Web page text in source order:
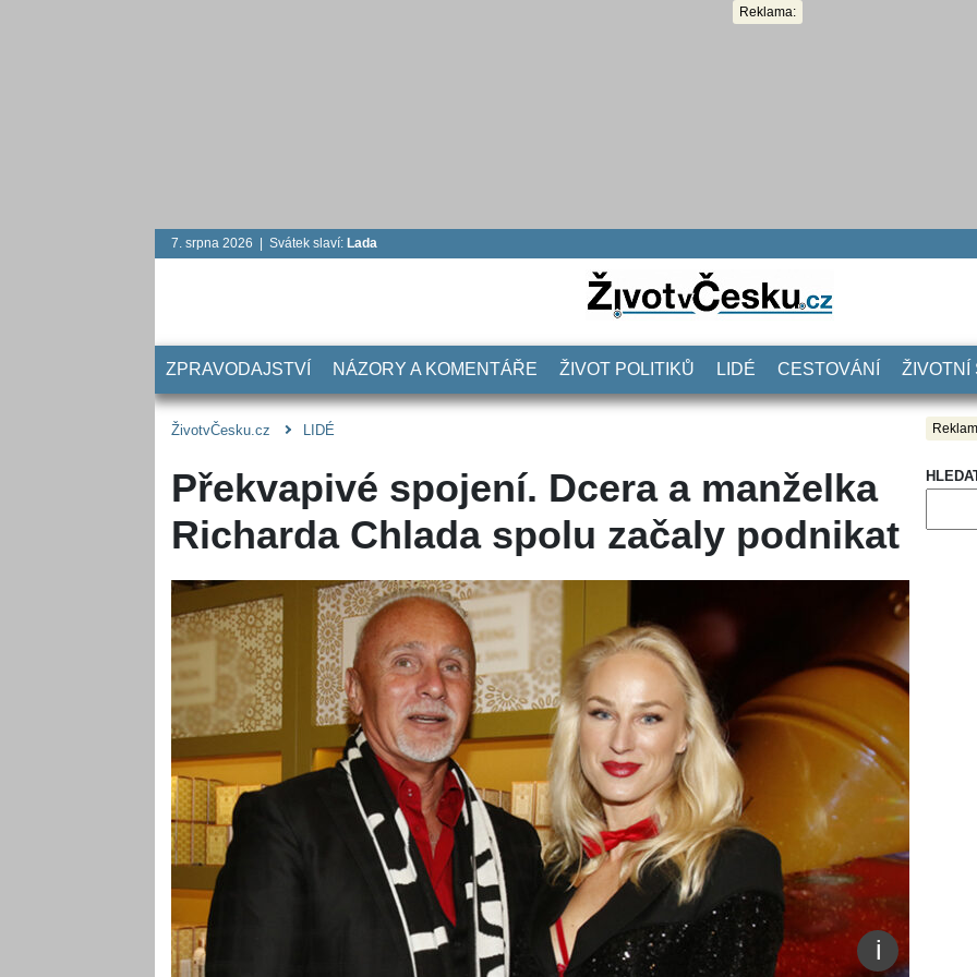
Reklama:
7. srpna 2026 | Svátek slaví: Lada
ZPRAVODAJSTVÍ NÁZORY A KOMENTÁŘE ŽIVOT POLITIKŮ LIDÉ CESTOVÁNÍ ŽIVOTNÍ
ŽivotvČesku.cz LIDÉ
Překvapivé spojení. Dcera a manželka
Richarda Chlada spolu začaly podnikat